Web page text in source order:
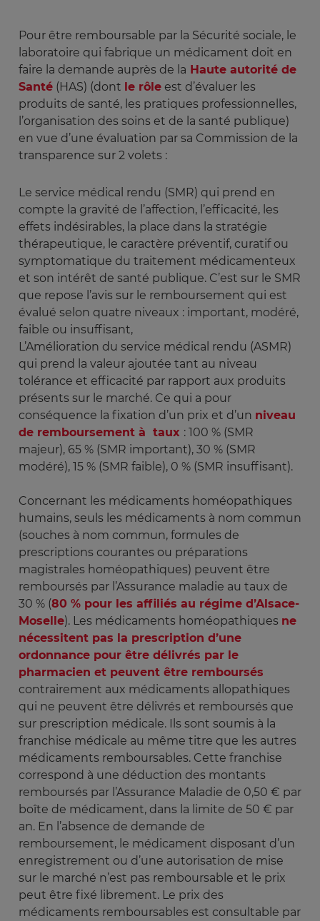
Pour être remboursable par la Sécurité sociale, le
laboratoire qui fabrique un médicament doit en
faire la demande auprès de la Haute autorité de
Santé (HAS) (dont le rôle est d’évaluer les
produits de santé, les pratiques professionnelles,
l’organisation des soins et de la santé publique)
en vue d’une évaluation par sa Commission de la
transparence sur 2 volets :
Le service médical rendu (SMR) qui prend en
compte la gravité de l’affection, l’efficacité, les
effets indésirables, la place dans la stratégie
thérapeutique, le caractère préventif, curatif ou
symptomatique du traitement médicamenteux
et son intérêt de santé publique. C’est sur le SMR
que repose l’avis sur le remboursement qui est
évalué selon quatre niveaux : important, modéré,
faible ou insuffisant,
L’Amélioration du service médical rendu (ASMR)
qui prend la valeur ajoutée tant au niveau
tolérance et efficacité par rapport aux produits
présents sur le marché. Ce qui a pour
conséquence la fixation d’un prix et d’un niveau
de remboursement à taux : 100 % (SMR
majeur), 65 % (SMR important), 30 % (SMR
modéré), 15 % (SMR faible), 0 % (SMR insuffisant).
Concernant les médicaments homéopathiques
humains, seuls les médicaments à nom commun
(souches à nom commun, formules de
prescriptions courantes ou préparations
magistrales homéopathiques) peuvent être
remboursés par l’Assurance maladie au taux de
30 % (80 % pour les affiliés au régime d’Alsace-
Moselle). Les médicaments homéopathiques ne
nécessitent pas la prescription d’une
ordonnance pour être délivrés par le
pharmacien et peuvent être remboursés
contrairement aux médicaments allopathiques
qui ne peuvent être délivrés et remboursés que
sur prescription médicale. Ils sont soumis à la
franchise médicale au même titre que les autres
médicaments remboursables. Cette franchise
correspond à une déduction des montants
remboursés par l’Assurance Maladie de 0,50 € par
boîte de médicament, dans la limite de 50 € par
an. En l’absence de demande de
remboursement, le médicament disposant d’un
enregistrement ou d’une autorisation de mise
sur le marché n’est pas remboursable et le prix
peut être fixé librement. Le prix des
médicaments remboursables est consultable par